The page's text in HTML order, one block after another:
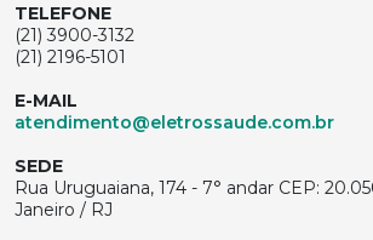
TELEFONE
(21) 3900-3132
(21) 2196-5101
E-MAIL
atendimento@eletrossaude.com.br
SEDE
Rua Uruguaiana, 174 - 7° andar CEP:
Janeiro / RJ